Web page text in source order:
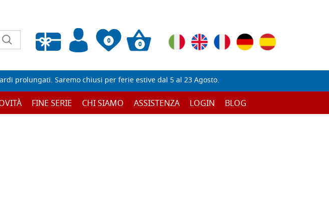
0
vuota
0
prolungati. Saremo chiusi per ferie estive dal 5 al 23 Agosto.
FINE SERIE CHI SIAMO ASSISTENZA LOGIN BLOG